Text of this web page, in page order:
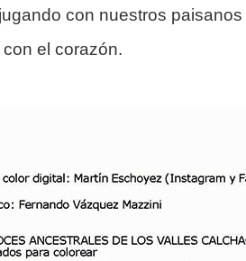
con nuestros
el corazón.